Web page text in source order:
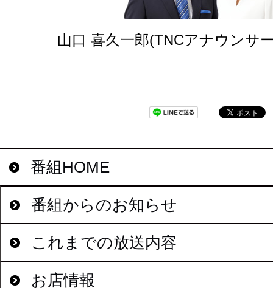
山口 喜久一郎(TNCアナウンサ
番組HOME
番組からのお知らせ
これまでの放送内容
お店情報